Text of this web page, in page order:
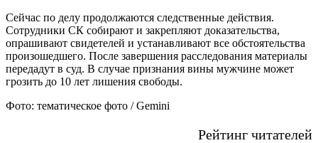
Сейчас по делу продолжаются следственные действия.
Сотрудники СК собирают и закрепляют доказательства,
опрашивают свидетелей и устанавливают все обстоятельства
произошедшего. После завершения расследования материалы
передадут в суд. В случае признания вины мужчине может
грозить до 10 лет лишения свободы.
Фото: тематическое фото / Gemini
Рейтинг читателей